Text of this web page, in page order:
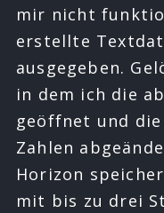
mir nicht
erstellte
ausgegeben.
in dem ich die
geöffnet und die
Zahlen
Horizon
mit bis zu drei